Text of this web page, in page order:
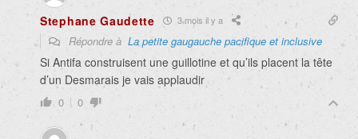
Stephane Gaudette 3 mois il y a
Répondre à La petite gaugauche pacifique et inclusive
Si Antifa construisent une guillotine et qu’ils placent la tête
d’un Desmarais je vais applaudir
0 0